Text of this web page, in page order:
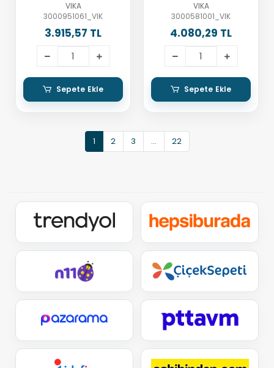
Bbz-Bud-Cgga-Cggb
VIKA
3000951061_VIK
3.915,57 TL
Sepete Ekle
VIKA
3000581001_VIK
4.080,29 TL
Sepete Ekle
1 2 3 ... 22